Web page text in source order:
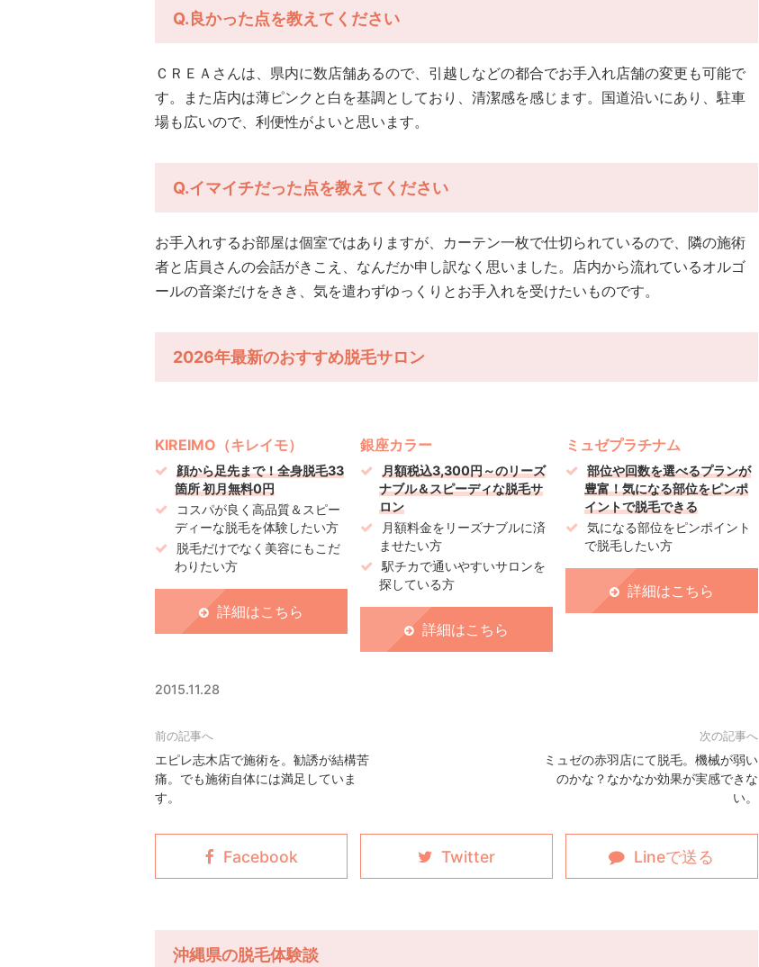
Q.良かった点を教えてください
ＣＲＥＡさんは、県内に数店舗あるので、引越しなどの都合でお手入れ店舗の変更も可能で
す。また店内は薄ピンクと白を基調としており、清潔感を感じます。国道沿いにあり、駐車
場も広いので、利便性がよいと思います。
Q.イマイチだった点を教えてください
お手入れするお部屋は個室ではありますが、カーテン一枚で仕切られているので、隣の施術
者と店員さんの会話がきこえ、なんだか申し訳なく思いました。店内から流れているオルゴ
ールの音楽だけをきき、気を遣わずゆっくりとお手入れを受けたいものです。
2026年最新のおすすめ脱毛サロン
KIREIMO（キレイモ）
顔から足先まで！全身脱毛33
箇所 初月無料0円
コスパが良く高品質＆スピー
ディーな脱毛を体験したい方
脱毛だけでなく美容にもこだ
わりたい方
詳細はこちら
銀座カラー
月額税込3,300円～のリーズ
ナブル＆スピーディな脱毛サ
ロン
月額料金をリーズナブルに済
ませたい方
駅チカで通いやすいサロンを
探している方
詳細はこちら
ミュゼプラチナム
部位や回数を選べるプランが
豊富！気になる部位をピンポ
イントで脱毛できる
気になる部位をピンポイント
で脱毛したい方
詳細はこちら
2015.11.28
エピレ志木店で施術を。勧誘が結構苦
痛。でも施術自体には満足していま
す。
ミュゼの赤羽店にて脱毛。機械が弱い
のかな？なかなか効果が実感できな
い。
沖縄県の脱毛体験談